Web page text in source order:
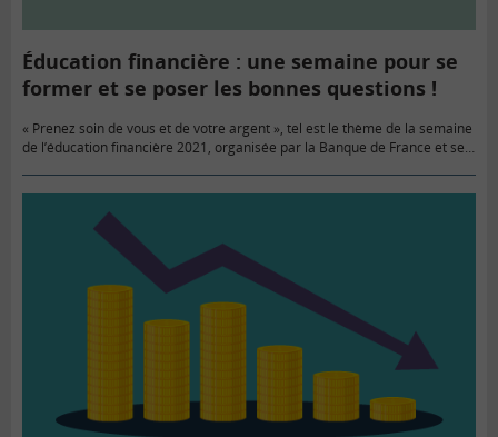
Éducation financière : une semaine pour se
former et se poser les bonnes questions !
« Prenez soin de vous et de votre argent », tel est le thème de la semaine
de l’éducation financière 2021, organisée par la Banque de France et ses